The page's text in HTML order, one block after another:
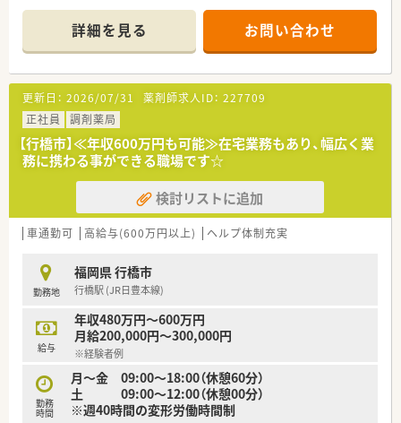
1日100枚応需しています。
■薬剤師は常勤2名とパート1名、事務員3名の体制で協力して業
務に取り組んでいます。
【募集背景と求める人物像について】
■業務負担を軽減するための増員募集を行っており、ゆとりを持
って働ける環境を整えています。
■経験や年齢よりも人柄を重視した採用方針のため、周囲と協調
できる方を歓迎しています。
■調剤未経験の方や新卒の方でも、意欲があれば安心してチャレ
ンジできる受け入れ体制です。
【法人特徴について】
■2020年に薬剤師3名が共同代表として立ち上げた、現場への理
■行橋市内にドミナントで6店舗を展開しており、店舗間の連携
やヘルプ体制が万全です。
■薬剤師会費やe-ラーニングも会社負担で学べる環境が整って
います。
■Wワークも可能です。挑戦を後押ししてくれる社風です。
【求人情報について】
■経験や能力を考慮の上、年収550万円から600万円の高水準な
給与提示が可能です。
■年2回の賞与支給に加えて、業績や個人の功績に応じた昇給制
詳細を見る お問い合わせ
更新日： 2026/07/31 薬剤師求人ID： 227709
正社員
調剤薬局
【行橋市】≪年収600万円も可能≫在宅業務もあり、幅広く業
務に携わる事ができる職場です☆
検討リストに追加
車通勤可 高給与(600万円以上) ヘルプ体制充実
勤務地
福岡県 行橋市
行橋駅 (JR日豊本線)
給与
年収480万円～600万円
月給200,000円～300,000円
※経験者例
勤務
時間
月〜金 09:00～18:00（休憩60分）
土 09:00〜12:00（休憩00分）
※週40時間の変形労働時間制